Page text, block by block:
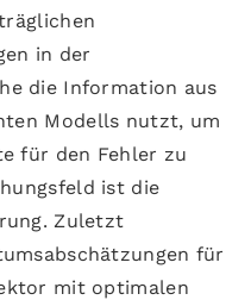
in der
die Information aus
Modells nutzt, um
für den Fehler zu
ist die
Zuletzt
für
mit optimalen